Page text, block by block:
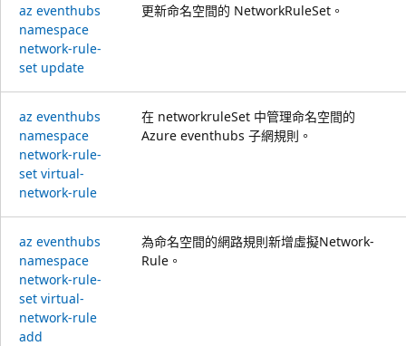
az eventhubs
namespace
network-rule-
set update
更新命名空間的 NetworkRuleSet。
az eventhubs
namespace
network-rule-
set virtual-
network-rule
在 networkruleSet 中管理命名空間的
Azure eventhubs 子網規則。
az eventhubs
namespace
network-rule-
set virtual-
network-rule
add
為命名空間的網路規則新增虛擬Network-
Rule。